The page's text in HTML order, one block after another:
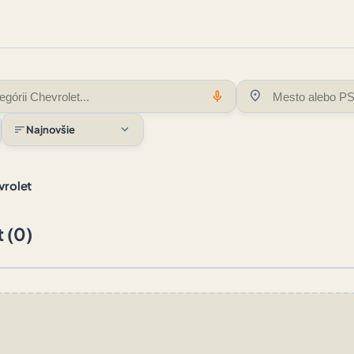
mic location_on
sortNajnovšie expand_more
(0)